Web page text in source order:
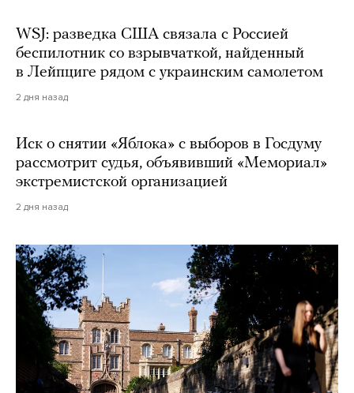
WSJ: разведка США связала с Россией
беспилотник со взрывчаткой, найденный
в Лейпциге рядом с украинским самолетом
2 дня назад
Иск о снятии «Яблока» с выборов в Госдуму
рассмотрит судья, объявивший «Мемориал»
экстремистской организацией
2 дня назад